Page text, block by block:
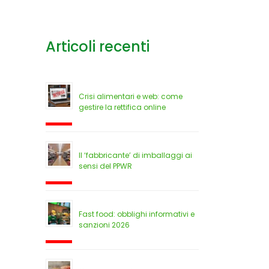
Articoli recenti
Crisi alimentari e web: come
gestire la rettifica online
Il ‘fabbricante’ di imballaggi ai
sensi del PPWR
Fast food: obblighi informativi e
sanzioni 2026